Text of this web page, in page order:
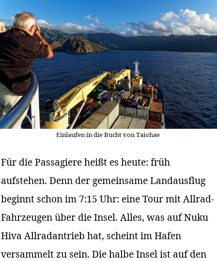
Einlaufen in die Bucht von Taiohae
Für die Passagiere heißt es heute: früh
aufstehen. Denn der gemeinsame Landausflug
beginnt schon im 7:15 Uhr: eine Tour mit Allrad-
Fahrzeugen über die Insel. Alles, was auf Nuku
Hiva Allradantrieb hat, scheint im Hafen
versammelt zu sein. Die halbe Insel ist auf den